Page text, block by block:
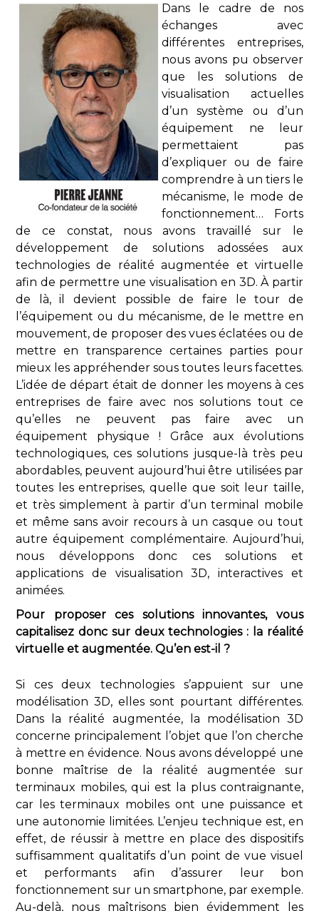
Dans le cadre de nos
échanges avec
différentes entreprises,
nous avons pu observer
que les solutions de
visualisation actuelles
d’un système ou d’un
équipement ne leur
permettaient pas
d’expliquer ou de faire
comprendre à un tiers le
mécanisme, le mode de
fonctionnement… Forts
de ce constat, nous avons travaillé sur le
développement de solutions adossées aux
technologies de réalité augmentée et virtuelle
afin de permettre une visualisation en 3D. À partir
de là, il devient possible de faire le tour de
l’équipement ou du mécanisme, de le mettre en
mouvement, de proposer des vues éclatées ou de
mettre en transparence certaines parties pour
mieux les appréhender sous toutes leurs facettes.
L’idée de départ était de donner les moyens à ces
entreprises de faire avec nos solutions tout ce
qu’elles ne peuvent pas faire avec un
équipement physique ! Grâce aux évolutions
technologiques, ces solutions jusque-là très peu
abordables, peuvent aujourd’hui être utilisées par
toutes les entreprises, quelle que soit leur taille,
et très simplement à partir d’un terminal mobile
et même sans avoir recours à un casque ou tout
autre équipement complémentaire. Aujourd’hui,
nous développons donc ces solutions et
applications de visualisation 3D, interactives et
animées.
Pour proposer ces solutions innovantes, vous
capitalisez donc sur deux technologies : la réalité
virtuelle et augmentée. Qu’en est-il ?
Si ces deux technologies s’appuient sur une
modélisation 3D, elles sont pourtant différentes.
Dans la réalité augmentée, la modélisation 3D
concerne principalement l’objet que l’on cherche
à mettre en évidence. Nous avons développé une
bonne maîtrise de la réalité augmentée sur
terminaux mobiles, qui est la plus contraignante,
car les terminaux mobiles ont une puissance et
une autonomie limitées. L’enjeu technique est, en
effet, de réussir à mettre en place des dispositifs
suffisamment qualitatifs d’un point de vue visuel
et performants afin d’assurer leur bon
fonctionnement sur un smartphone, par exemple.
Au-delà, nous maîtrisons bien évidemment les